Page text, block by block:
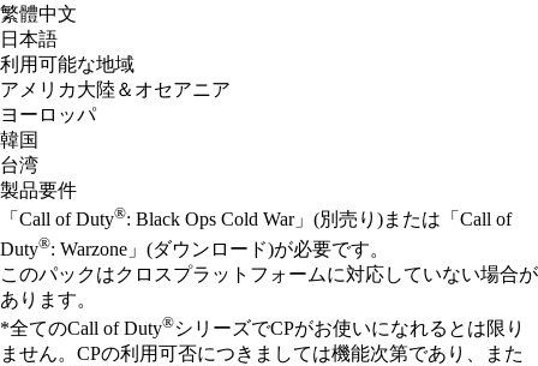
繁體中文
日本語
利用可能な地域
アメリカ大陸＆オセアニア
ヨーロッパ
韓国
台湾
製品要件
「Call of Duty®: Black Ops Cold War」(別売り)または「Call of
Duty®: Warzone」(ダウンロード)が必要です。
このパックはクロスプラットフォームに対応していない場合が
あります。
*全てのCall of Duty®シリーズでCPがお使いになれるとは限り
ません。CPの利用可否につきましては機能次第であり、また